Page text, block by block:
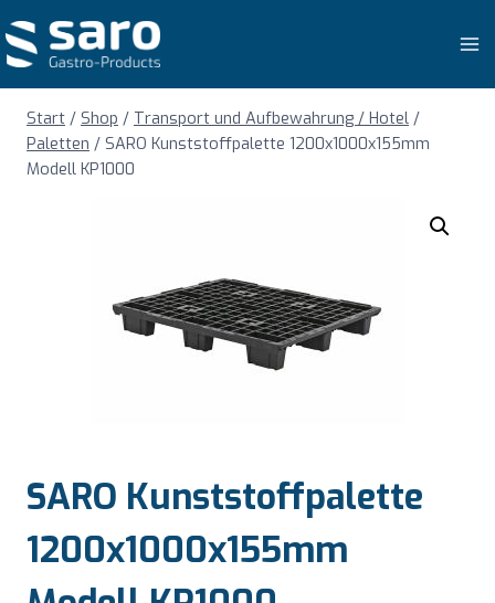
Inhalt
springen
Start / Shop / Transport und Aufbewahrung / Hotel /
Paletten / SARO Kunststoffpalette 1200x1000x155mm
Modell KP1000
SARO Kunststoffpalette
1200x1000x155mm